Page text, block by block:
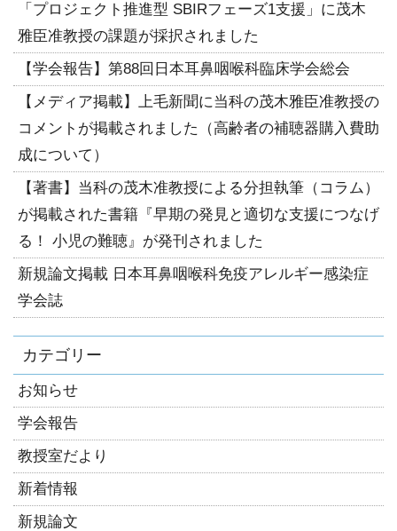
「プロジェクト推進型 SBIRフェーズ1支援」に茂木
雅臣准教授の課題が採択されました
【学会報告】第88回日本耳鼻咽喉科臨床学会総会
【メディア掲載】上毛新聞に当科の茂木雅臣准教授の
コメントが掲載されました（高齢者の補聴器購入費助
成について）
【著書】当科の茂木准教授による分担執筆（コラム）
が掲載された書籍『早期の発見と適切な支援につなげ
る！ 小児の難聴』が発刊されました
新規論文掲載 日本耳鼻咽喉科免疫アレルギー感染症
学会誌
カテゴリー
お知らせ
学会報告
教授室だより
新着情報
新規論文